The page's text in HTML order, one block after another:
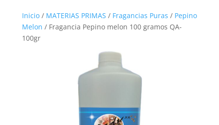
Inicio/ MATERIAS PRIMAS / Fragancias Puras / Pepino
Melon / Fragancia Pepino melon 100 gramos QA-
100gr